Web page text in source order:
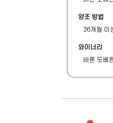
양조 방법
36개월 이
와이너리
바론 도베